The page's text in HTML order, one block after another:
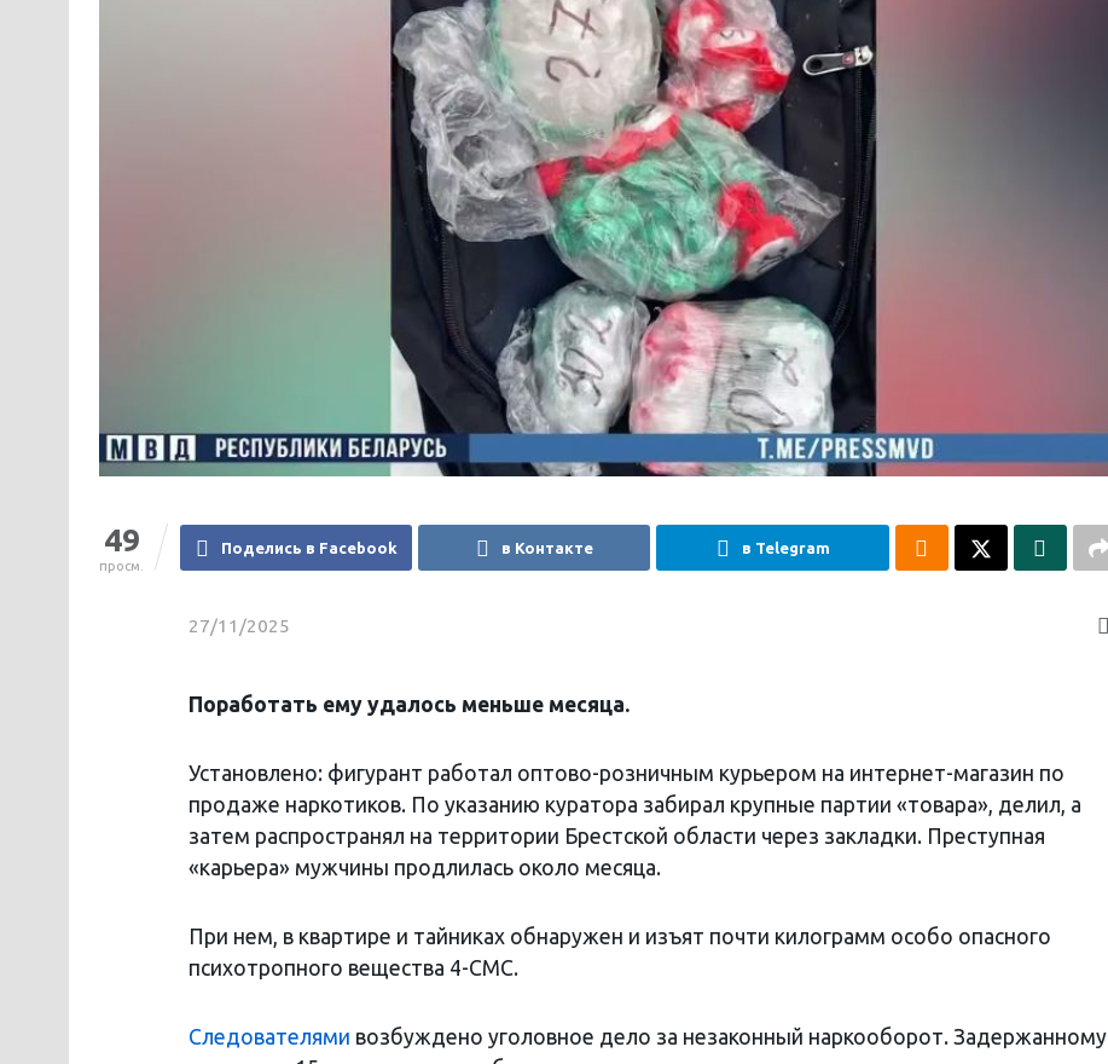
49
просм.
Поделись в Facebook в Контакте в Telegram
27/11/2025
Поработать ему удалось меньше месяца.
Установлено: фигурант работал оптово-розничным курьером на интернет-магазин по
продаже наркотиков. По указанию куратора забирал крупные партии «товара», делил, а
затем распространял на территории Брестской области через закладки. Преступная
«карьера» мужчины продлилась около месяца.
При нем, в квартире и тайниках обнаружен и изъят почти килограмм особо опасного
психотропного вещества 4-СМС.
Следователями возбуждено уголовное дело за незаконный наркооборот. Задержанному